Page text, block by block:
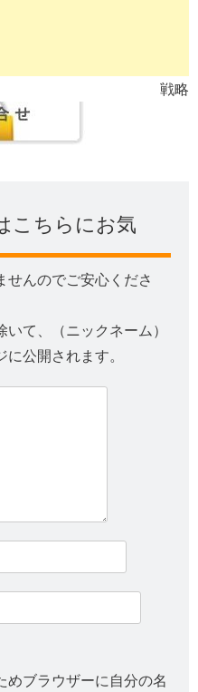
戦略
こちらにお気
せんのでご安心くださ
て、（ニックネーム）
公開されます。
めブラウザーに自分の名